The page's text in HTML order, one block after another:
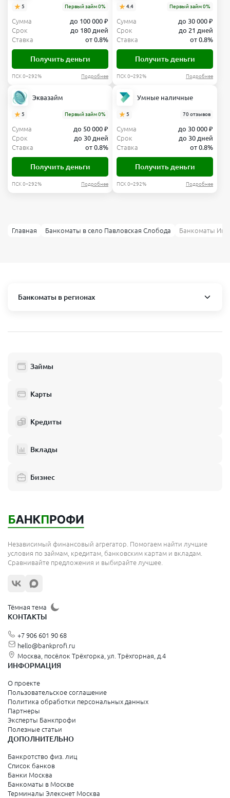
5 Первый займ 0%
Сумма
до 100 000 ₽
Срок
до 180 дней
Ставка
от 0.8%
Получить деньги
ПСК 0–292% Подробнее
4.4 Первый займ 0%
Сумма
до 30 000 ₽
Срок
до 21 дней
Ставка
от 0.8%
Получить деньги
ПСК 0–292% Подробнее
Эквазайм
5 Первый займ 0%
Сумма
до 50 000 ₽
Срок
до 30 дней
Ставка
от 0.8%
Получить деньги
ПСК 0–292% Подробнее
Умные наличные
5 70 отзывов
Сумма
до 30 000 ₽
Срок
до 30 дней
Ставка
от 0.8%
Получить деньги
ПСК 0–292% Подробнее
Главная Банкоматы в село Павловская Слобода Банкоматы Ик
Банкоматы в регионах
Балашиха
Одинцово
Электросталь
Реутов
Подольск
Королёв
Сергиев Посад
Орехово-Зуево
Щёлково
Видное
Зеленоград
Санкт-Петербург и Ленинградская область
Колпино
Санкт-Петербург
Краснодарский край
Армавир
Займы
Карты
Кредиты
Вклады
Бизнес
Независимый финансовый агрегатор. Помогаем найти лучшие
условия по займам, кредитам, банковским картам и вкладам.
Сравнивайте предложения и выбирайте лучшее.
Тёмная тема
КОНТАКТЫ
+7 906 601 90 68
hello@bankprofi.ru
Москва, посёлок Трёхгорка, ул. Трёхгорная, д.4
ИНФОРМАЦИЯ
О проекте
Пользовательское соглашение
Политика обработки персональных данных
Партнеры
Эксперты Банкпрофи
Полезные статьи
ДОПОЛНИТЕЛЬНО
Банкротство физ. лиц
Список банков
Банки Москва
Банкоматы в Москве
Терминалы Элекснет Москва